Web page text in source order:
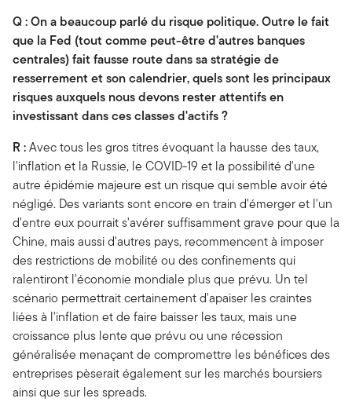
Q : On a beaucoup parlé du risque politique. Outre le fait
que la Fed (tout comme peut-être d'autres banques
centrales) fait fausse route dans sa stratégie de
resserrement et son calendrier, quels sont les principaux
risques auxquels nous devons rester attentifs en
investissant dans ces classes d'actifs ?
R :Avec tous les gros titres évoquant la hausse des taux,
l'inflation et la Russie, le COVID-19 et la possibilité d'une
autre épidémie majeure est un risque qui semble avoir été
négligé. Des variants sont encore en train d'émerger et l'un
d'entre eux pourrait s'avérer suffisamment grave pour que la
Chine, mais aussi d'autres pays, recommencent à imposer
des restrictions de mobilité ou des confinements qui
ralentiront l'économie mondiale plus que prévu. Un tel
scénario permettrait certainement d'apaiser les craintes
liées à l'inflation et de faire baisser les taux, mais une
croissance plus lente que prévu ou une récession
généralisée menaçant de compromettre les bénéfices des
entreprises pèserait également sur les marchés boursiers
ainsi que sur les spreads.